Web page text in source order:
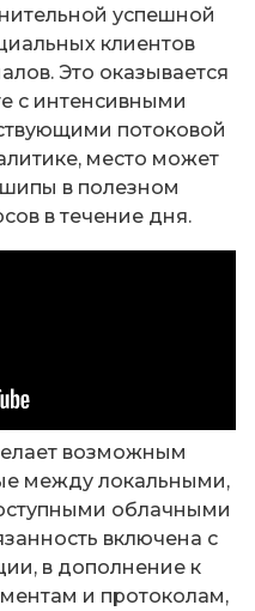
успешной
клиентов
Это оказывается
с интенсивными
потоковой
место может
в полезном
в течение дня.
возможным
между локальными,
облачными
включена с
в дополнение к
и протоколам,